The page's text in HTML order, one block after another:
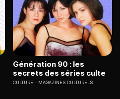
Génération 90 : les
secrets des séries culte
CULTURE MAGAZINES CULTURELS